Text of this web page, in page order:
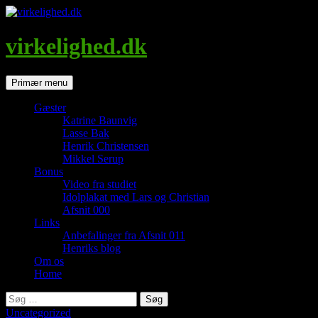
Hop
indhold
virkelighed.dk
SøgPrimær menu
Gæster
Katrine Baunvig
Lasse Bak
Henrik Christensen
Mikkel Serup
Bonus
Video fra studiet
Idolplakat med Lars og Christian
Afsnit 000
Links
Anbefalinger fra Afsnit 011
Henriks blog
Om os
Home
Søg
efter:
Uncategorized